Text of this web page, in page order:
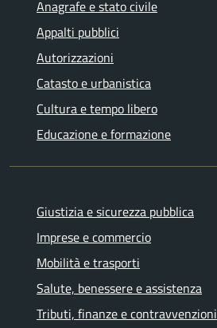
Anagrafe e stato civile
Appalti pubblici
Autorizzazioni
Catasto e urbanistica
Cultura e tempo libero
Educazione e formazione
Giustizia e sicurezza pubblica
Imprese e commercio
Mobilità e trasporti
Salute, benessere e assistenza
Tributi, finanze e contravvenzioni